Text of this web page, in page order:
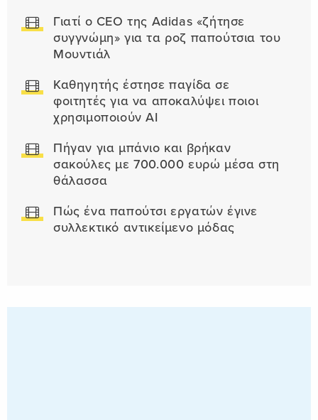
Γιατί ο CEO της Adidas «ζήτησε
συγγνώμη» για τα ροζ παπούτσια του
Μουντιάλ
Καθηγητής έστησε παγίδα σε
φοιτητές για να αποκαλύψει ποιοι
χρησιμοποιούν AI
Πήγαν για μπάνιο και βρήκαν
σακούλες με 700.000 ευρώ μέσα στη
θάλασσα
Πώς ένα παπούτσι εργατών έγινε
συλλεκτικό αντικείμενο μόδας